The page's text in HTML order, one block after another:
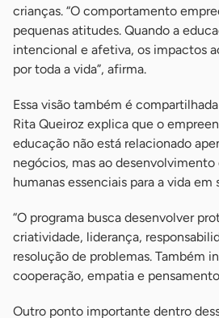
crianças. “O comportamento
pequenas atitudes. Quando a
intencional e afetiva, os impactos
por toda a vida”, afirma.
Essa visão também é
Rita Queiroz explica que o
educação não está relacionado
negócios, mas ao desenvolvimento
humanas essenciais para a vida em
“O programa busca desenvolver
criatividade, liderança,
resolução de problemas. Também
cooperação, empatia e
Outro ponto importante dentro